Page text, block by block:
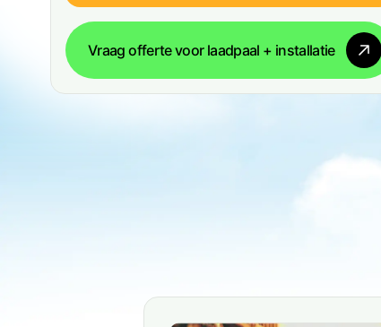
Vraag offerte voor laadpaal + installatie